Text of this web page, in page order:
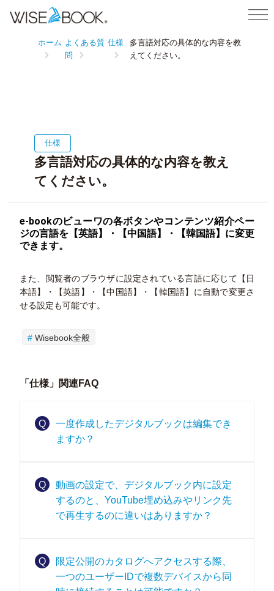
ホーム よくある質
問
仕様
多言語対応の具体的な内容を教
えてください。
仕様
多言語対応の具体的な内容を教え
てください。
e-bookのビューワの各ボタンやコンテンツ紹介ペー
ジの言語を【英語】・【中国語】・【韓国語】に変更
できます。
また、閲覧者のブラウザに設定されている言語に応じて【日
本語】・【英語】・【中国語】・【韓国語】に自動で変更さ
せる設定も可能です。
Wisebook全般
「仕様」関連FAQ
Q
一度作成したデジタルブックは編集でき
ますか？
Q
動画の設定で、デジタルブック内に設定
するのと、YouTube埋め込みやリンク先
で再生するのに違いはありますか？
Q
限定公開のカタログへアクセスする際、
一つのユーザーIDで複数デバイスから同